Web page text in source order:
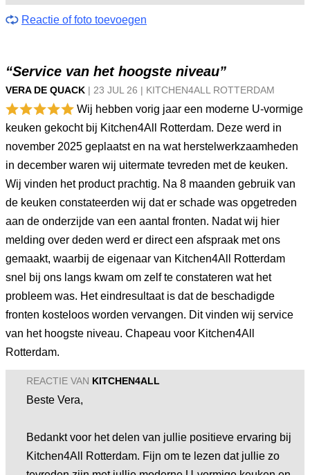
Reactie of foto toevoegen
“Service van het hoogste niveau”
VERA DE QUACK | 23 JUL 26 | KITCHEN4ALL ROTTERDAM
Wij hebben vorig jaar een moderne U-vormige
keuken gekocht bij Kitchen4All Rotterdam. Deze werd in
november 2025 geplaatst en na wat herstelwerkzaamheden
in december waren wij uitermate tevreden met de keuken.
Wij vinden het product prachtig. Na 8 maanden gebruik van
de keuken constateerden wij dat er schade was opgetreden
aan de onderzijde van een aantal fronten. Nadat wij hier
melding over deden werd er direct een afspraak met ons
gemaakt, waarbij de eigenaar van Kitchen4All Rotterdam
snel bij ons langs kwam om zelf te constateren wat het
probleem was. Het eindresultaat is dat de beschadigde
fronten kosteloos worden vervangen. Dit vinden wij service
van het hoogste niveau. Chapeau voor Kitchen4All
Rotterdam.
REACTIE VAN KITCHEN4ALL
Beste Vera,
Bedankt voor het delen van jullie positieve ervaring bij
Kitchen4All Rotterdam. Fijn om te lezen dat jullie zo